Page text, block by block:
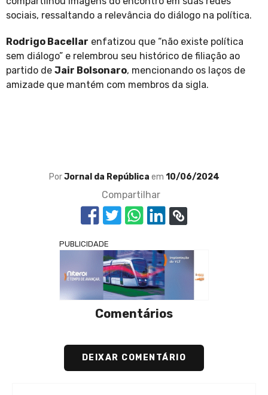
sociais, ressaltando a relevância do diálogo na política.
Rodrigo Bacellar enfatizou que “não existe política
sem diálogo” e relembrou seu histórico de filiação ao
partido de Jair Bolsonaro, mencionando os laços de
amizade que mantém com membros da sigla.
PorJornal da República em 10/06/2024
Compartilhar
PUBLICIDADE
Comentários
DEIXAR COMENTÁRIO